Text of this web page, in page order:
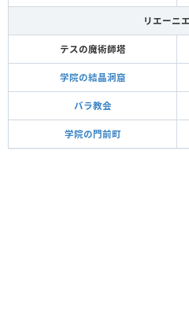
リエーニ
テスの魔術師塔
学院の結晶洞窟
バラ教会
学院の門前町